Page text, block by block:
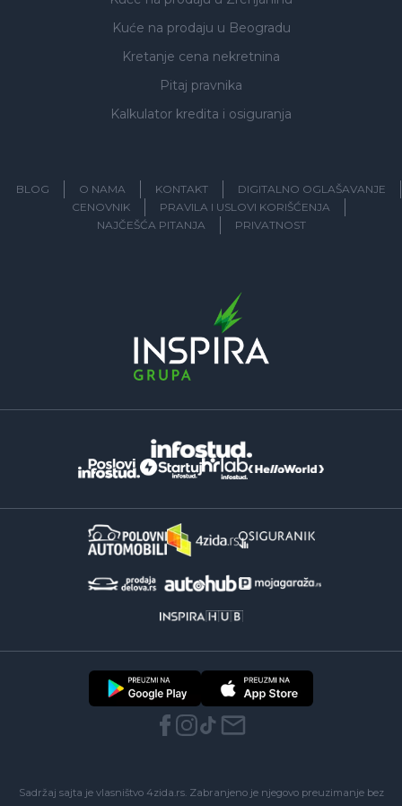
Kuće na prodaju u Beogradu
Kretanje cena nekretnina
Pitaj pravnika
Kalkulator kredita i osiguranja
BLOG O NAMA KONTAKT
DIGITALNO OGLAŠAVANJE
CENOVNIK
PRAVILA I USLOVI KORIŠĆENJA
NAJČEŠĆA PITANJA
PRIVATNOST
Sadržaj sajta je vlasništvo 4zida.rs. Zabranjeno je njegovo preuzimanje bez